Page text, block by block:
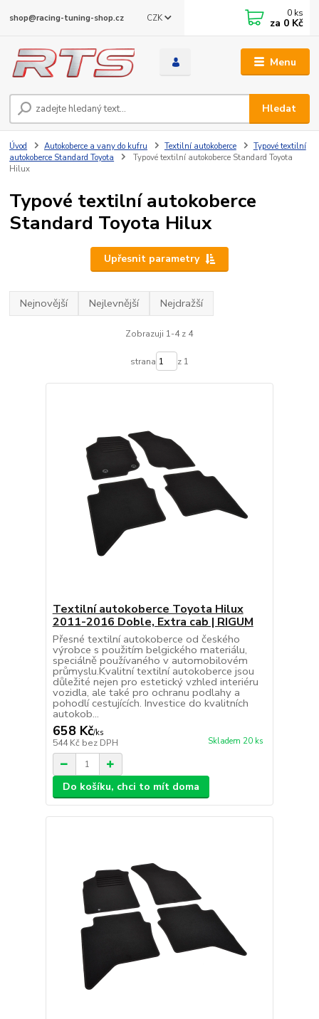
Menu
CZK
Hledat
shop@racing-tuning-shop.cz 0 ks
za 0 Kč
Úvod Autokoberce a vany do kufru Textilní autokoberce
Typové textilní
autokoberce Standard Toyota
Typové textilní autokoberce Standard Toyota
Hilux
Typové textilní autokoberce
Standard Toyota Hilux
Upřesnit parametry
Nejnovější Nejlevnější Nejdražší
Zobrazuji 1-4 z 4
strana z 1
Textilní autokoberce Toyota Hilux
2011-2016 Doble, Extra cab | RIGUM
Přesné textilní autokoberce od českého
výrobce s použitím belgického materiálu,
speciálně používaného v automobilovém
průmyslu.Kvalitní textilní autokoberce jsou
důležité nejen pro estetický vzhled interiéru
vozidla, ale také pro ochranu podlahy a
pohodlí cestujících. Investice do kvalitních
autokob...
658 Kč/ks
544 Kč bez DPH Skladem 20 ks
Do košíku, chci to mít doma